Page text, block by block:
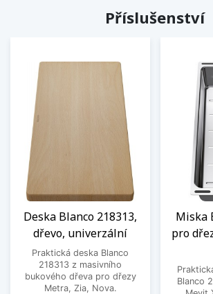
Příslušenství
Deska Blanco 218313,
dřevo, univerzální
Praktická deska Blanco
218313 z masivního
bukového dřeva pro dřezy
Metra, Zia, Nova.
Miska
pro
Blanco